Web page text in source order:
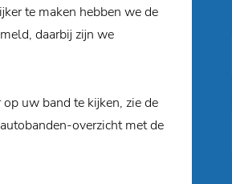
te maken hebben we de
daarbij zijn we
uw band te kijken, zie de
overzicht met de